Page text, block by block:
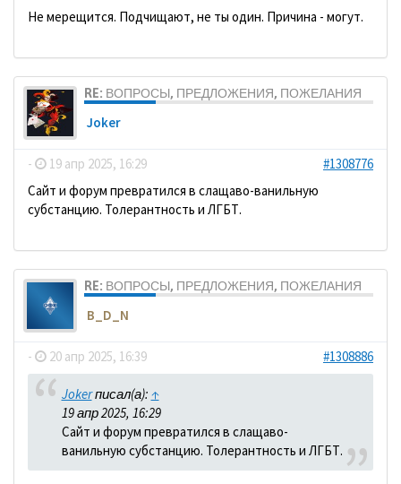
Не мерещится. Подчищают, не ты один. Причина - могут.
RE: ВОПРОСЫ, ПРЕДЛОЖЕНИЯ, ПОЖЕЛАНИЯ
Joker
- 19 апр 2025, 16:29
#1308776
Сайт и форум превратился в слащаво-ванильную
субстанцию. Толерантность и ЛГБТ.
RE: ВОПРОСЫ, ПРЕДЛОЖЕНИЯ, ПОЖЕЛАНИЯ
B_D_N
- 20 апр 2025, 16:39 #1308886
Jokerписал(а): ↑
19 апр 2025, 16:29
Сайт и форум превратился в слащаво-
ванильную субстанцию. Толерантность и ЛГБТ.